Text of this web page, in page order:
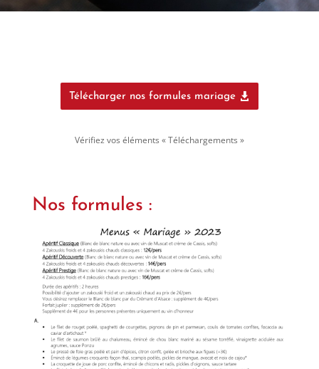
Télécharger nos formules mariage
Vérifiez vos éléments « Téléchargements »
Nos formules :